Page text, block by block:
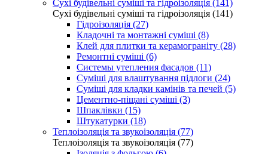
Сухі будівельні суміші та гідроізоляція (141)
Сухі будівельні суміші та гідроізоляція (141)
Гідроізоляція (27)
Кладочні та монтажні суміші (8)
Клей для плитки та керамограніту (28)
Ремонтні суміші (6)
Системы утепления фасадов (11)
Суміші для влаштування підлоги (24)
Суміші для кладки камінів та печей (5)
Цементно-піщані суміші (3)
Шпаклівки (15)
Штукатурки (18)
Теплоізоляція та звукоізоляція (77)
Теплоізоляція та звукоізоляція (77)